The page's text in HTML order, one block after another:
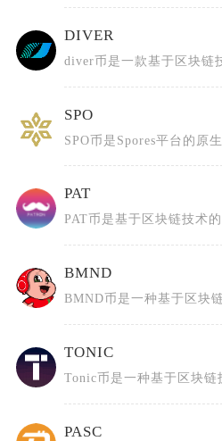
DIVER
SPO
PAT
BMND
TONIC
PASC